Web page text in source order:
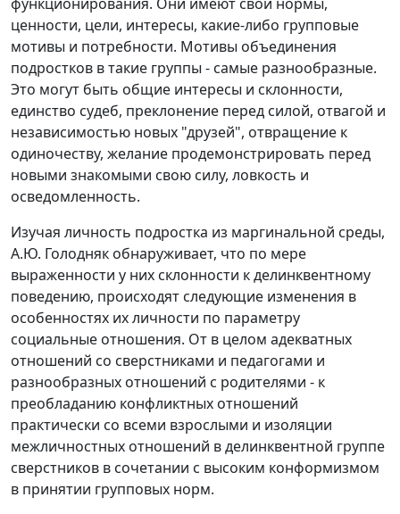
ценности, цели, интересы, какие-либо групповые
мотивы и потребности. Мотивы объединения
подростков в такие группы - самые разнообразные.
Это могут быть общие интересы и склонности,
единство судеб, преклонение перед силой, отвагой и
независимостью новых "друзей", отвращение к
одиночеству, желание продемонстрировать перед
новыми знакомыми свою силу, ловкость и
осведомленность.
Изучая личность подростка из маргинальной среды,
А.Ю. Голодняк обнаруживает, что по мере
выраженности у них склонности к делинквентному
поведению, происходят следующие изменения в
особенностях их личности по параметру
социальные отношения. От в целом адекватных
отношений со сверстниками и педагогами и
разнообразных отношений с родителями - к
преобладанию конфликтных отношений
практически со всеми взрослыми и изоляции
межличностных отношений в делинквентной группе
сверстников в сочетании с высоким конформизмом
в принятии групповых норм.